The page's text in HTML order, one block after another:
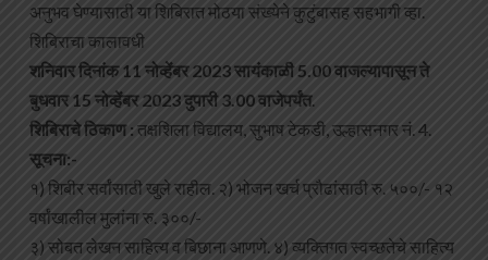
अनुभव घेण्यासाठी या शिबिरात मोठया संख्येने कुटुंबासह सहभागी व्हा.
शिबिराचा कालावधी
शनिवार दिनांक 11 नोव्हेंबर 2023 सायंकाळी 5.00 वाजल्यापासून ते
बुधवार 15 नोव्हेंबर 2023 दुपारी 3.00 वाजेपर्यंत.
शिबिराचे ठिकाण : तक्षशिला विद्यालय, सुभाष टेकडी, उल्हासनगर नं. 4.
सूचना:-
१) शिबीर सर्वांसाठी खुले राहील. २) भोजन खर्च प्रौढांसाठी रु. ५००/- १२
वर्षांखालील मुलांना रु. ३००/-
३) सोबत लेखन साहित्य व बिछाना आणणे. ४) व्यक्तिगत स्वच्छतेचे साहित्य